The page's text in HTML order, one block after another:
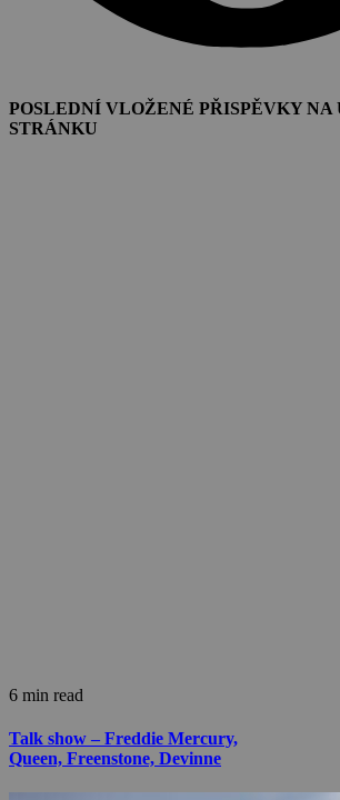
POSLEDNÍ VLOŽENÉ PŘISPĚVKY NA
STRÁNKU
6 min read
Talk show – Freddie Mercury,
Queen, Freenstone, Devinne